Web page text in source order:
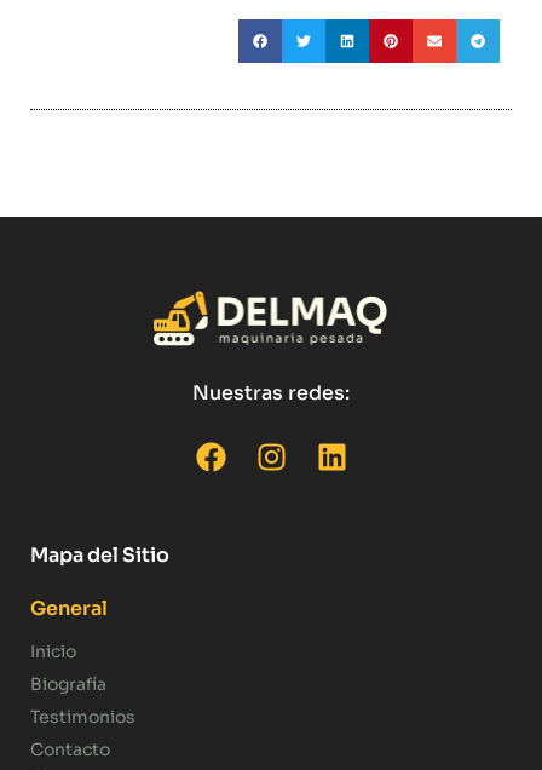
Nuestras redes:
Mapa del Sitio
General
Inicio
Biografía
Testimonios
Contacto